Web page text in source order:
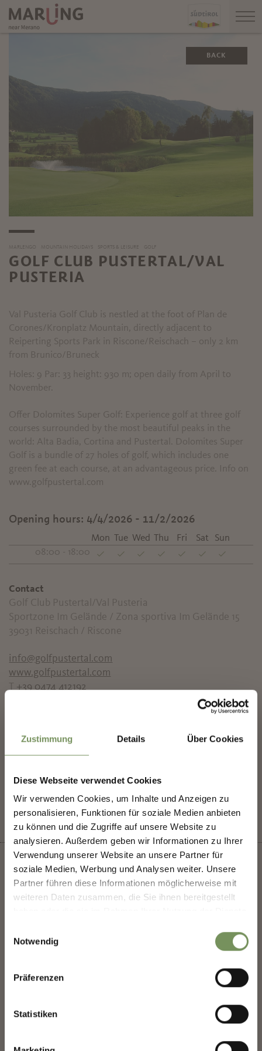
Zustimmung Details Über Cookies
Diese Webseite verwendet Cookies
Wir verwenden Cookies, um Inhalte und Anzeigen zu
personalisieren, Funktionen für soziale Medien anbieten
zu können und die Zugriffe auf unsere Website zu
analysieren. Außerdem geben wir Informationen zu Ihrer
Verwendung unserer Website an unsere Partner für
soziale Medien, Werbung und Analysen weiter. Unsere
Partner führen diese Informationen möglicherweise mit
weiteren Daten zusammen, die Sie ihnen bereitgestellt
Notwendig
Präferenzen
Statistiken
BACK
MARLENGO MOUNTAIN HOLIDAYS SPORTS & LEISURE GOLF
GOLF CLUB PUSTERTAL/VAL
PUSTERIA
Val Pusteria Golf Club is nestled at the foot of Plan de
Corones/Kronplatz Mountain, directly adjacent to
Reiperting Sports Park in Riscone/Reischach – only 2 km
from Brunico/Bruneck
Holes: 9 Par: 33 height: 930 m; open daily from April to
November.
Offer Dolomites Super Golf: Experience golf at three golf
courses surrounded by the most beautiful peaks in the
world: Alta Badia, Cortina and Pustertal. Dolomites Super
Golf is a bundle of 27 holes of golf, which includes one
green fee at each course, at an advantageous price. Info on
www.golfpustertal.com
Opening hours: 4/4/2026 - 11/2/2026
Mon Tue Wed Thu Fri Sat
Sun
08:00 - 18:00
Contact
Golf Club Pustertal/Val Pusteria
Sportzone Im Gelände / Zona sportiva Im Gelände 15
39031 Reischach / Riscone
info@golfpustertal.com
www.golfpustertal.com
T +39 0474 412192
YES NO
+
✖
NEWSLETTER-MARLENGO
Sign up now & stay up to date!
We keep you up to date on all current events and
highlights.